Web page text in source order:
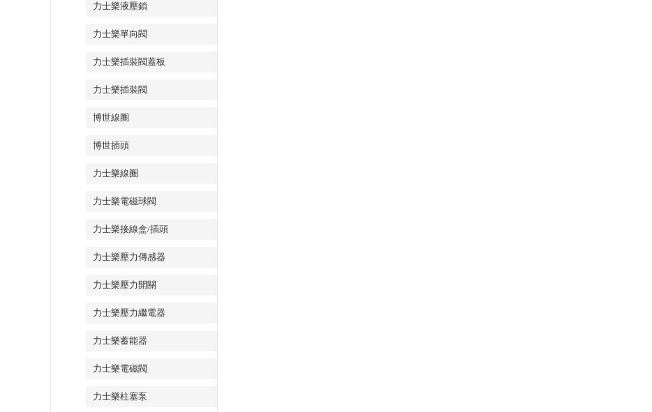
力士樂液壓鎖
力士樂單向閥
力士樂插裝閥蓋板
力士樂插裝閥
博世線圈
博世插頭
力士樂線圈
力士樂電磁球閥
力士樂接線盒/插頭
力士樂壓力傳感器
力士樂壓力開關
力士樂壓力繼電器
力士樂蓄能器
力士樂電磁閥
力士樂柱塞泵